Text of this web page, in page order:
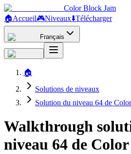
Color Block Jam
🏠Accueil🎮Niveaux⬇️Télécharger
Français
🏠
Solutions de niveaux
Solution du niveau 64 de
Walkthrough
niveau 64 de